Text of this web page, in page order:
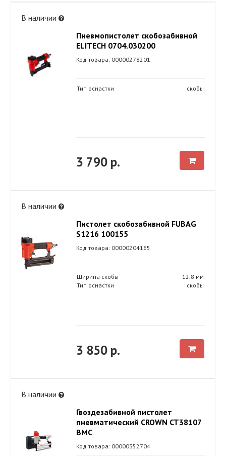
В наличии
Пневмопистолет скобозабивной
ELITECH 0704.030200
Код товара: 00000278201
Тип оснастки скобы
3 790 р.
В наличии
Пистолет скобозабивной FUBAG
S1216 100155
Код товара: 00000204165
Ширина скобы
12.8 мм
Тип оснастки
скобы
3 850 р.
В наличии
Гвоздезабивной пистолет
пневматический CROWN CT38107
BMC
Код товара: 00000352704